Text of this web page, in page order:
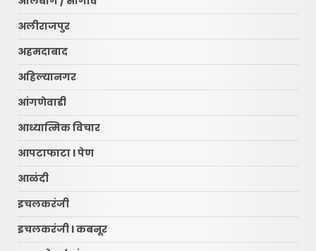
अलीराजपुर
अहमदाबाद
अहिल्यानगर
आंगणेवाडी
आध्यात्मिक विचार
आपटाफाटा l पेण
आळंदी
इचलकरंजी
इचलकरंजी l कबनूर